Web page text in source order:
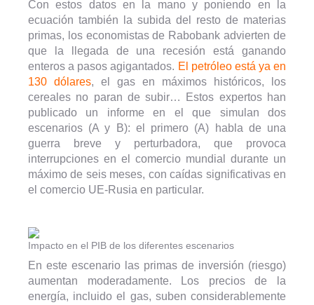
Con estos datos en la mano y poniendo en la
ecuación también la subida del resto de materias
primas, los economistas de Rabobank advierten de
que la llegada de una recesión está ganando
enteros a pasos agigantados. El petróleo está ya en
130 dólares, el gas en máximos históricos, los
cereales no paran de subir… Estos expertos han
publicado un informe en el que simulan dos
escenarios (A y B): el primero (A) habla de una
guerra breve y perturbadora, que provoca
interrupciones en el comercio mundial durante un
máximo de seis meses, con caídas significativas en
el comercio UE-Rusia en particular.
Impacto en el PIB de los diferentes escenarios
En este escenario las primas de inversión (riesgo)
aumentan moderadamente. Los precios de la
energía, incluido el gas, suben considerablemente